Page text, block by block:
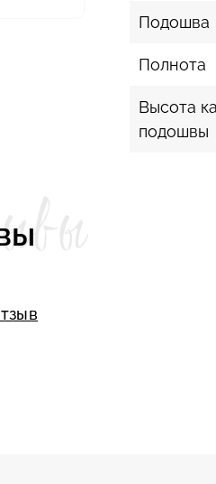
Подошва
Полнота
Высота
подошвы